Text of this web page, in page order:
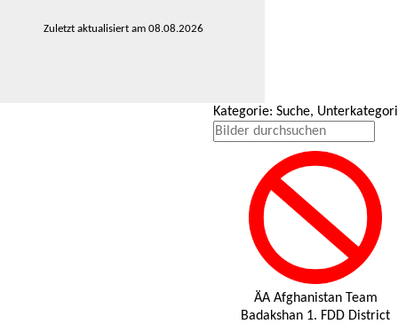
Zuletzt aktualisiert am 08.08.2026
Kategorie: Suche,
ÄA Afghanistan Team
Badakshan 1. FDD District